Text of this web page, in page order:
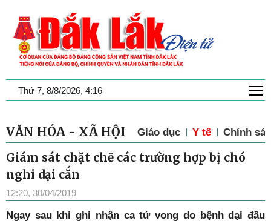
Thứ 7, 8/8/2026, 4:16
VĂN HÓA - XÃ HỘI Giáo dục Y tế Chính
Giám sát chặt chẽ các trường hợp bị chó
nghi dại cắn
12:20, 30/04/2019
Ngay sau khi ghi nhận ca tử vong do bệnh dại đầu